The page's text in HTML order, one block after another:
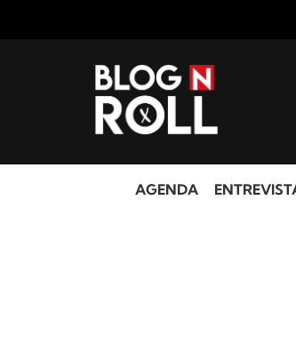
AGENDA